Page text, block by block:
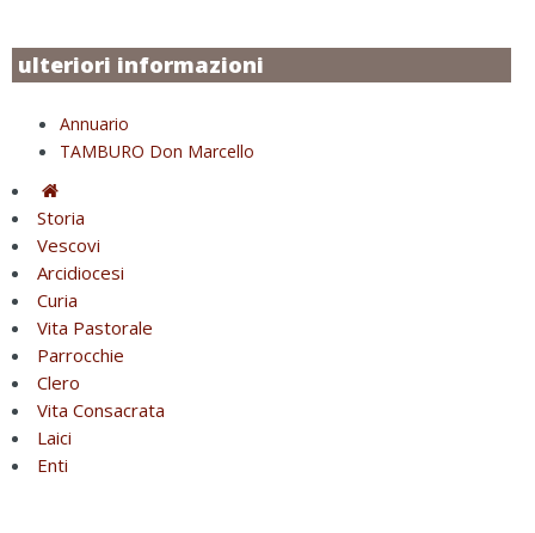
ulteriori informazioni
Annuario
TAMBURO Don Marcello
Storia
Vescovi
Arcidiocesi
Curia
Vita Pastorale
Parrocchie
Clero
Vita Consacrata
Laici
Enti